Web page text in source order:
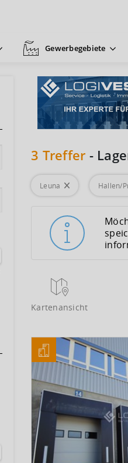
Gewerbegebiete
3 Treffer -
Leuna Hallen/
Kartenansicht